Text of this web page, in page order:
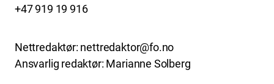
+47 919 19 916
Nettredaktør: nettredaktor@fo.no
Ansvarlig redaktør: Marianne Solberg